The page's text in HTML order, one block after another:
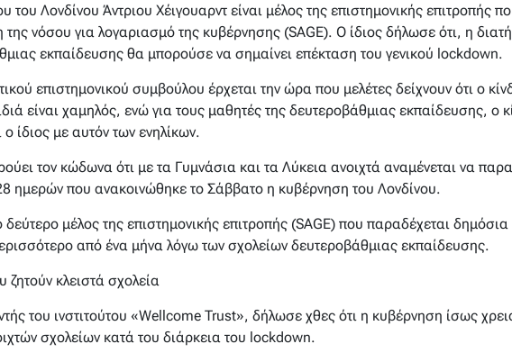
Λονδίνου Άντριου Χέιγουαρντ είναι μέλος της επιστημονικής επιτροπής
της νόσου για λογαριασμό της κυβέρνησης (SAGE). Ο ίδιος δήλωσε ότι, η
εκπαίδευσης θα μπορούσε να σημαίνει επέκταση του γενικού lockdown.
επιστημονικού συμβούλου έρχεται την ώρα που μελέτες δείχνουν ότι ο
είναι χαμηλός, ενώ για τους μαθητές της δευτεροβάθμιας εκπαίδευσης, ο
ίδιος με αυτόν των ενηλίκων.
τον κώδωνα ότι με τα Γυμνάσια και τα Λύκεια ανοιχτά αναμένεται να
ημερών που ανακοινώθηκε το Σάββατο η κυβέρνηση του Λονδίνου.
μέλος της επιστημονικής επιτροπής (SAGE) που παραδέχεται δημόσια
από ένα μήνα λόγω των σχολείων δευτεροβάθμιας εκπαίδευσης.
ζητούν κλειστά σχολεία
του ινστιτούτου «Wellcome Trust», δήλωσε χθες ότι η κυβέρνηση ίσως
σχολείων κατά του διάρκεια του lockdown.